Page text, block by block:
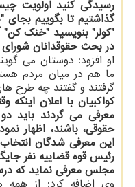
رسیدگی کنید اولویت
گذاشتیم تا بگوییم
"کولر" بنویسید "خنک
در بحث حقوقدانان
او افزود: دوستان می
ما هم در میان مردم
گرفتند و گفتند چه طرح
کواکبیان با اعلان
معرفی می گردند باید
حقوقی، باشند، اظهار
این معرفی شدگان
رئیس قوه قضاییه نفر
مجلس معرفی نماید که